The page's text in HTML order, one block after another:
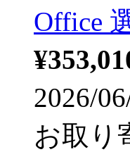
Office
2026/
お取り